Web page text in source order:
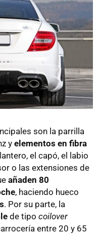
son la parrilla
y elementos en fibra
el capó, el labio
o las extensiones de
añaden 80
, haciendo hueco
. Por su parte, la
de tipo coilover
entre 20 y 65